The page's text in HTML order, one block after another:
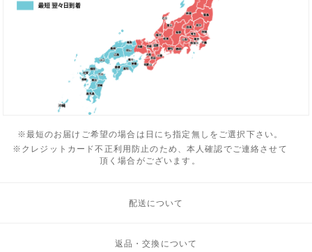
※最短のお届けご希望の場合は日にち指定無しをご選択下さい。
※クレジットカード不正利用防止のため、本人確認でご連絡させて
頂く場合がございます。
配送について
返品・交換について